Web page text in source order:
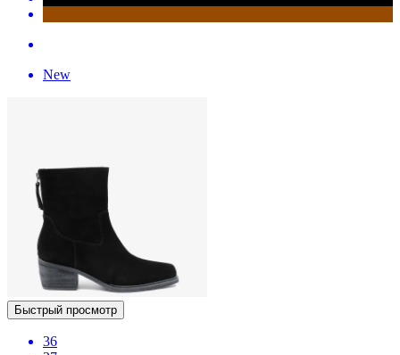
New
Быстрый просмотр
36